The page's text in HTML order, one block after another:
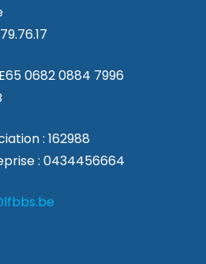
0682 0884 7996
: 162988
: 0434456664